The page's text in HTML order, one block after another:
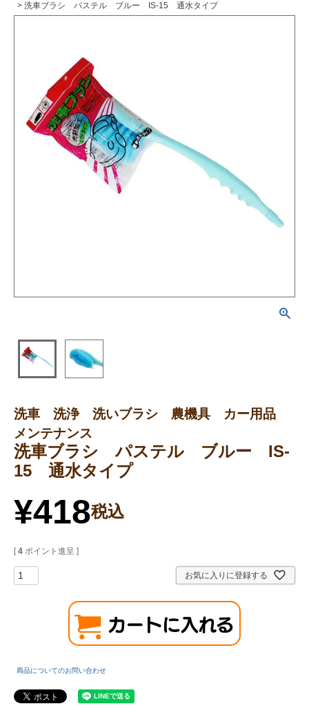
洗車ブラシ パステル ブルー IS-15 通水タイプ
洗車 洗浄 洗いブラシ 農機具 カー用品
メンテナンス
洗車ブラシ パステル ブルー IS-
15 通水タイプ
¥418税込
[ 4 ポイント進呈 ]
お気に入りに登録する
商品についてのお問い合わせ